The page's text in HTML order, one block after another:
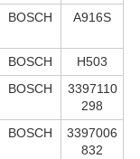
BOSCH A916S
BOSCH
H503
BOSCH
3397110
298
BOSCH
3397006
832